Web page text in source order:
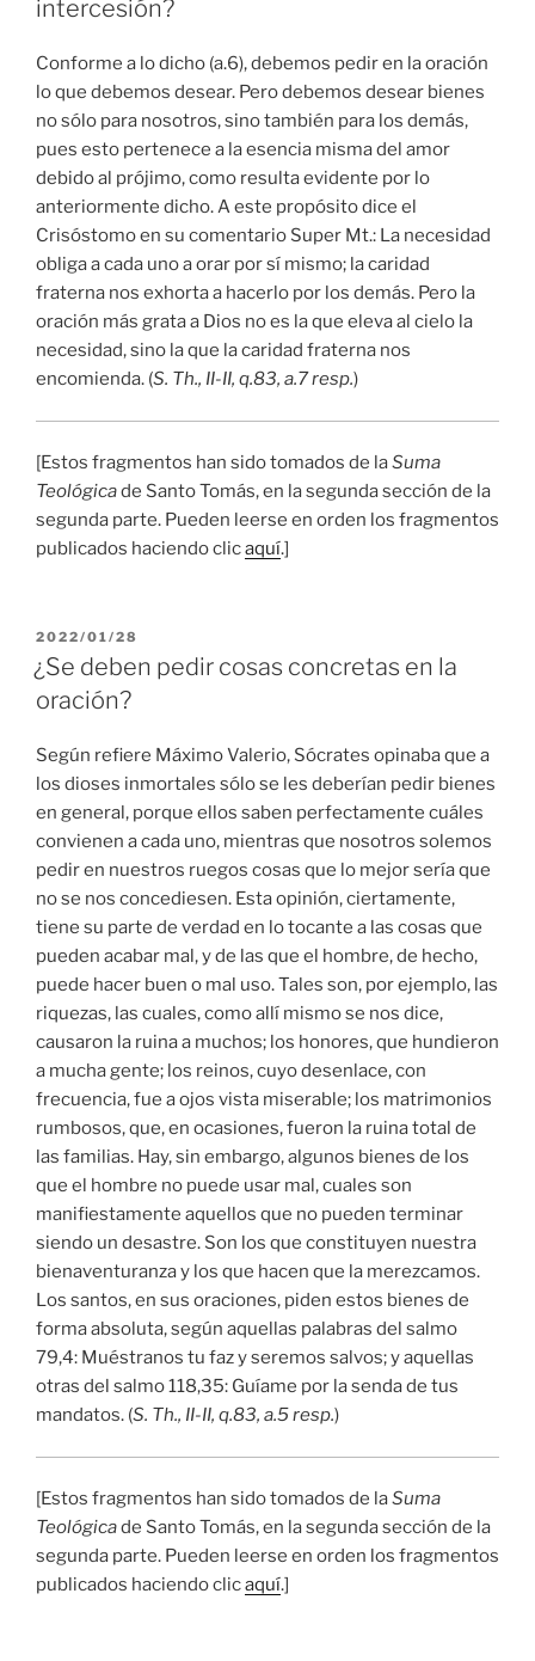
intercesión?
Conforme a lo dicho (a.6), debemos pedir en la oración
lo que debemos desear. Pero debemos desear bienes
no sólo para nosotros, sino también para los demás,
pues esto pertenece a la esencia misma del amor
debido al prójimo, como resulta evidente por lo
anteriormente dicho. A este propósito dice el
Crisóstomo en su comentario Super Mt.: La necesidad
obliga a cada uno a orar por sí mismo; la caridad
fraterna nos exhorta a hacerlo por los demás. Pero la
oración más grata a Dios no es la que eleva al cielo la
necesidad, sino la que la caridad fraterna nos
encomienda. (S. Th., II-II, q.83, a.7 resp.)
[Estos fragmentos han sido tomados de laSuma
Teológicade Santo Tomás, en la segunda sección de la
segunda parte. Pueden leerse en orden los fragmentos
publicados haciendo clicaquí.]
PUBLICADO
EL
2022/01/28
¿Se deben pedir cosas concretas en la
oración?
Según refiere Máximo Valerio, Sócrates opinaba que a
los dioses inmortales sólo se les deberían pedir bienes
en general, porque ellos saben perfectamente cuáles
convienen a cada uno, mientras que nosotros solemos
pedir en nuestros ruegos cosas que lo mejor sería que
no se nos concediesen. Esta opinión, ciertamente,
tiene su parte de verdad en lo tocante a las cosas que
pueden acabar mal, y de las que el hombre, de hecho,
puede hacer buen o mal uso. Tales son, por ejemplo, las
riquezas, las cuales, como allí mismo se nos dice,
causaron la ruina a muchos; los honores, que hundieron
a mucha gente; los reinos, cuyo desenlace, con
frecuencia, fue a ojos vista miserable; los matrimonios
rumbosos, que, en ocasiones, fueron la ruina total de
las familias. Hay, sin embargo, algunos bienes de los
que el hombre no puede usar mal, cuales son
manifiestamente aquellos que no pueden terminar
siendo un desastre. Son los que constituyen nuestra
bienaventuranza y los que hacen que la merezcamos.
Los santos, en sus oraciones, piden estos bienes de
forma absoluta, según aquellas palabras del salmo
79,4: Muéstranos tu faz y seremos salvos; y aquellas
otras del salmo 118,35: Guíame por la senda de tus
mandatos. (S. Th., II-II, q.83, a.5 resp.)
[Estos fragmentos han sido tomados de laSuma
Teológicade Santo Tomás, en la segunda sección de la
segunda parte. Pueden leerse en orden los fragmentos
publicados haciendo clicaquí.]